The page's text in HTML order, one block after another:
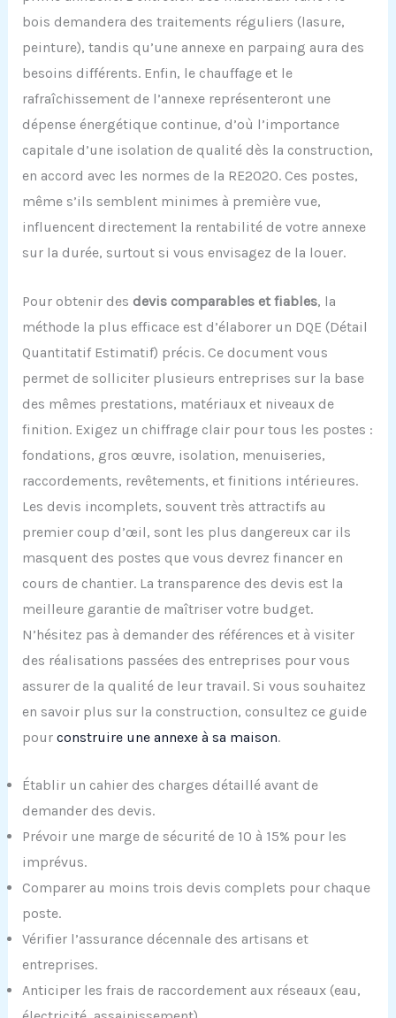
bois demandera des traitements réguliers (lasure,
peinture), tandis qu’une annexe en parpaing aura des
besoins différents. Enfin, le chauffage et le
rafraîchissement de l’annexe représenteront une
dépense énergétique continue, d’où l’importance
capitale d’une isolation de qualité dès la construction,
en accord avec les normes de la RE2020. Ces postes,
même s’ils semblent minimes à première vue,
influencent directement la rentabilité de votre annexe
sur la durée, surtout si vous envisagez de la louer.
Pour obtenir des devis comparables et fiables, la
méthode la plus efficace est d’élaborer un DQE (Détail
Quantitatif Estimatif) précis. Ce document vous
permet de solliciter plusieurs entreprises sur la base
des mêmes prestations, matériaux et niveaux de
finition. Exigez un chiffrage clair pour tous les postes :
fondations, gros œuvre, isolation, menuiseries,
raccordements, revêtements, et finitions intérieures.
Les devis incomplets, souvent très attractifs au
premier coup d’œil, sont les plus dangereux car ils
masquent des postes que vous devrez financer en
cours de chantier. La transparence des devis est la
meilleure garantie de maîtriser votre budget.
N’hésitez pas à demander des références et à visiter
des réalisations passées des entreprises pour vous
assurer de la qualité de leur travail. Si vous souhaitez
en savoir plus sur la construction, consultez ce guide
pour construire une annexe à sa maison.
Établir un cahier des charges détaillé avant de
demander des devis.
Prévoir une marge de sécurité de 10 à 15% pour les
imprévus.
Comparer au moins trois devis complets pour chaque
poste.
Vérifier l’assurance décennale des artisans et
entreprises.
Anticiper les frais de raccordement aux réseaux (eau,